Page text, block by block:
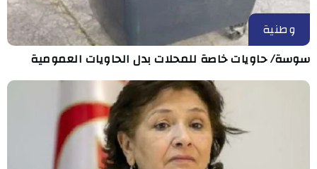
وطنية
سوسة/ حاويات خاصة للمحلات بدل الحاويات العمومية